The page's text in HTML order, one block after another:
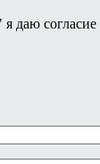
даю